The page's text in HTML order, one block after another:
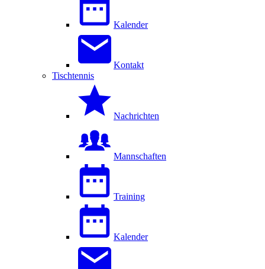
Kalender
Kontakt
Tischtennis
Nachrichten
Mannschaften
Training
Kalender